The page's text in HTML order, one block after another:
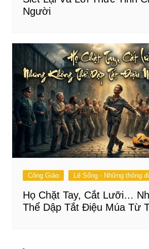
Người
Công Giáo Lẽ Sống - Những thông
Họ Chặt Tay, Cắt Lưỡi…
Thể Dập Tắt Điệu Múa Từ